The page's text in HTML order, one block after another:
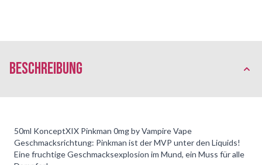
Beschreibung
50ml KonceptXIX Pinkman 0mg by Vampire Vape
Geschmacksrichtung: Pinkman ist der MVP unter den Liquids!
Eine fruchtige Geschmacksexplosion im Mund, ein Muss für alle